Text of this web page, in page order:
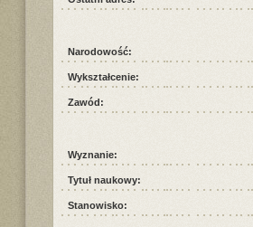
Narodowość:
Wykształcenie:
Zawód:
Wyznanie:
Tytuł naukowy:
Stanowisko: